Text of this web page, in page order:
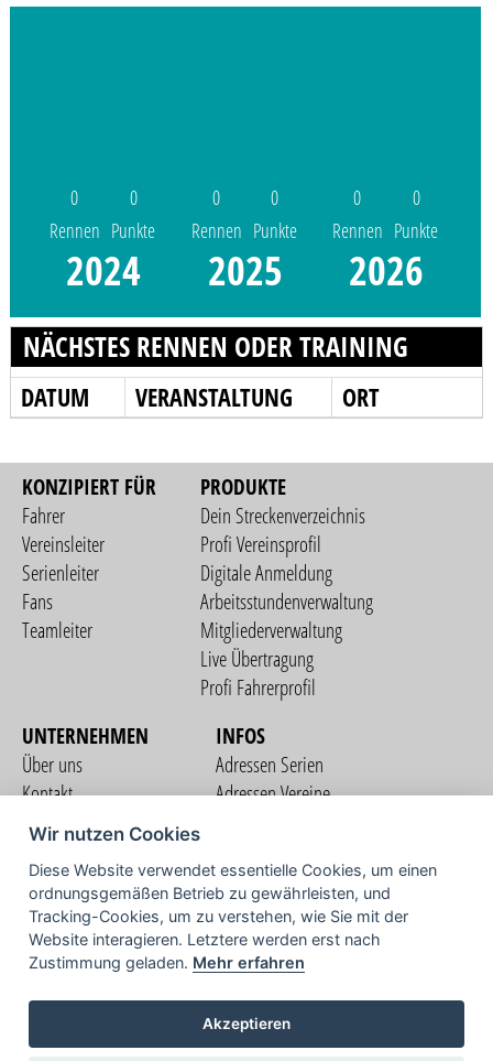
0
Rennen
0
Punkte
2024
0
Rennen
0
Punkte
2025
0
Rennen
0
Punkte
2026
NÄCHSTES RENNEN ODER TRAINING
DATUM VERANSTALTUNG ORT
KONZIPIERT FÜR
Fahrer
Vereinsleiter
Serienleiter
Fans
Teamleiter
PRODUKTE
Dein Streckenverzeichnis
Profi Vereinsprofil
Digitale Anmeldung
Arbeitsstundenverwaltung
Mitgliederverwaltung
Live Übertragung
Profi Fahrerprofil
UNTERNEHMEN
Über uns
Kontakt
Nutzungsbedingungen
Datenschutzerklärung
Impressum
INFOS
Adressen Serien
Adressen Vereine
COMMUNITY
TV
Wir nutzen Cookies
Diese Website verwendet essentielle Cookies, um einen
ordnungsgemäßen Betrieb zu gewährleisten, und
Tracking-Cookies, um zu verstehen, wie Sie mit der
Website interagieren. Letztere werden erst nach
Zustimmung geladen. Mehr erfahren
Akzeptieren